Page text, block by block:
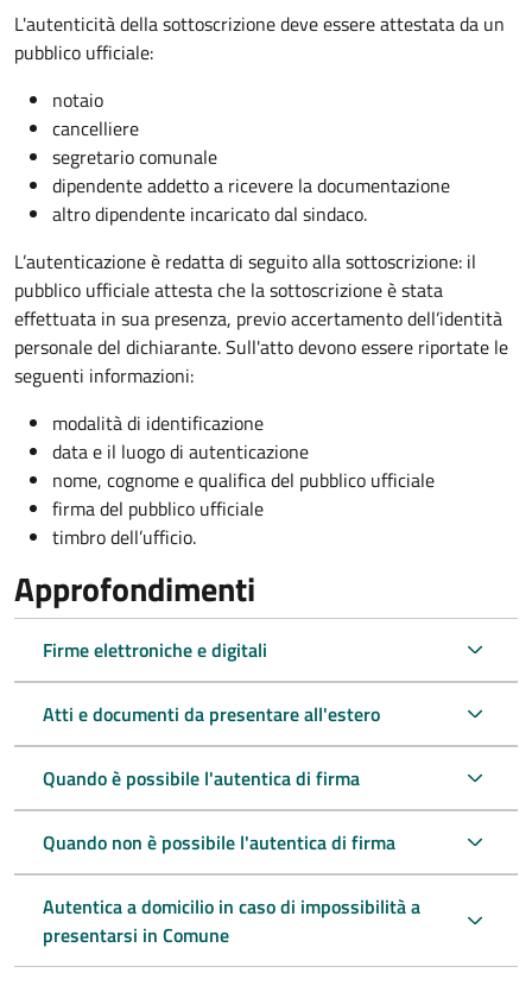
L'autenticità della sottoscrizione deve essere attestata da un
pubblico ufficiale:
notaio
cancelliere
segretario comunale
dipendente addetto a ricevere la documentazione
altro dipendente incaricato dal sindaco.
L’autenticazione è redatta di seguito alla sottoscrizione: il
pubblico ufficiale attesta che la sottoscrizione è stata
effettuata in sua presenza, previo accertamento dell’identità
personale del dichiarante. Sull'atto devono essere riportate le
seguenti informazioni:
modalità di identificazione
data e il luogo di autenticazione
nome, cognome e qualifica del pubblico ufficiale
firma del pubblico ufficiale
timbro dell’ufficio.
Approfondimenti
Firme elettroniche e digitali
Atti e documenti da presentare all'estero
Quando è possibile l'autentica di firma
Quando non è possibile l'autentica di firma
Autentica a domicilio in caso di impossibilità a
presentarsi in Comune